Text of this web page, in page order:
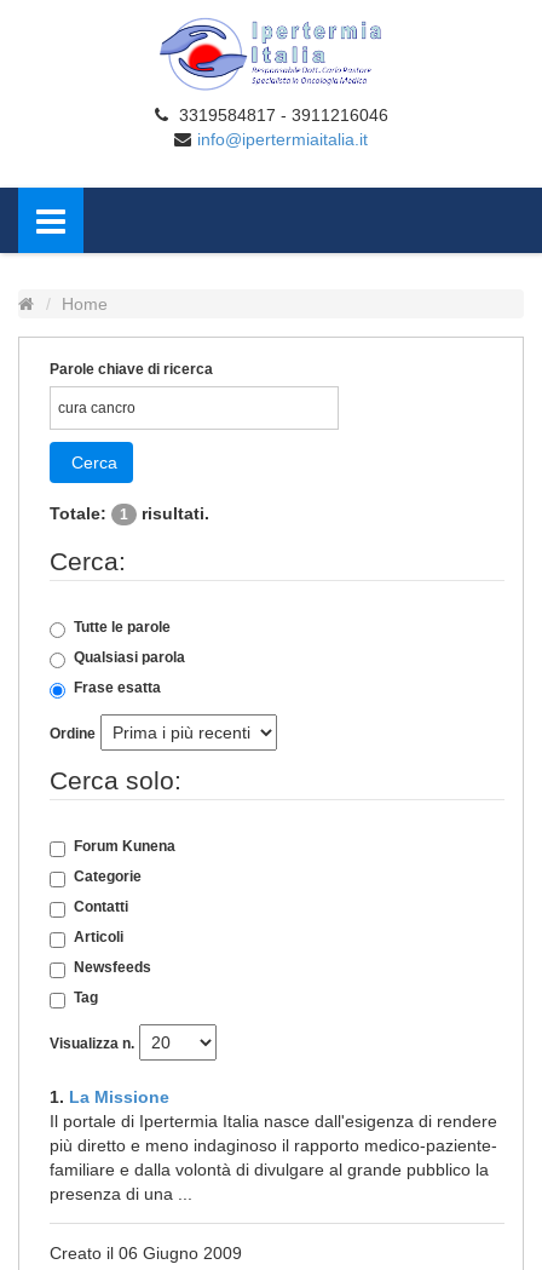
3319584817 - 3911216046
info@ipertermiaitalia.it
Home
Parole chiave di ricerca
Cerca
Totale: 1 risultati.
Cerca:
Tutte le parole
Qualsiasi parola
Frase esatta
Ordine
Cerca solo:
Forum Kunena
Categorie
Contatti
Articoli
Newsfeeds
Tag
Visualizza n.
1. La Missione
Il portale di Ipertermia Italia nasce dall'esigenza di rendere
più diretto e meno indaginoso il rapporto medico-paziente-
familiare e dalla volontà di divulgare al grande pubblico la
presenza di una ...
Creato il 06 Giugno 2009